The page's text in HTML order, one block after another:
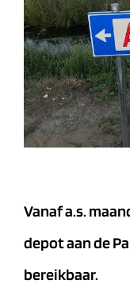
Vanaf a.s.
depot aan de
bereikbaar.